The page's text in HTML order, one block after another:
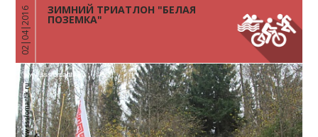
02|04|2016 ЗИМНИЙ ТРИАТЛОН "БЕЛАЯ
ПОЗЕМКА"